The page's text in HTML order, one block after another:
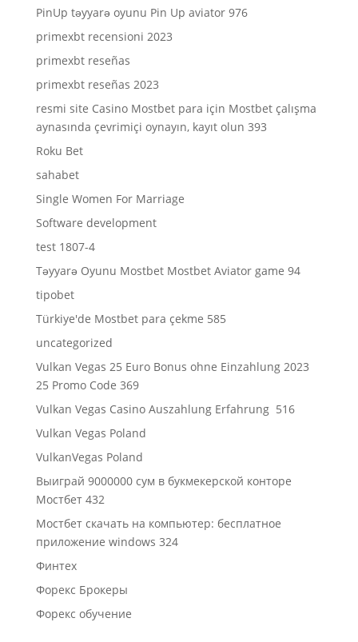
PinUp təyyarə oyunu Pin Up aviator 976
primexbt recensioni 2023
primexbt reseñas
primexbt reseñas 2023
resmi site Casino Mostbet para için Mostbet çalışma
aynasında çevrimiçi oynayın, kayıt olun 393
Roku Bet
sahabet
Single Women For Marriage
Software development
test 1807-4
Təyyarə Oyunu Mostbet Mostbet Aviator game 94
tipobet
Türkiye'de Mostbet para çekme 585
uncategorized
Vulkan Vegas 25 Euro Bonus ohne Einzahlung 2023
25 Promo Code 369
Vulkan Vegas Casino Auszahlung Erfahrung ️ 516
Vulkan Vegas Poland
VulkanVegas Poland
Выиграй 9000000 сум в букмекерской конторе
Мостбет 432
Мостбет скачать на компьютер: бесплатное
приложение windows 324
Финтех
Форекс Брокеры
Форекс обучение